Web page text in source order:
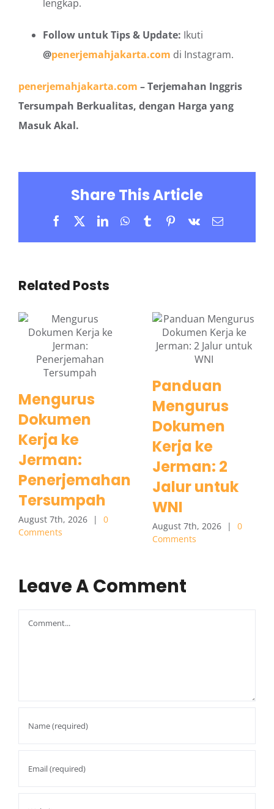
lengkap.
Follow untuk Tips & Update: Ikuti
@penerjemahjakarta.com di Instagram.
penerjemahjakarta.com – Terjemahan Inggris
Tersumpah Berkualitas, dengan Harga yang
Masuk Akal.
Share This Article
Facebook LinkedInWhatsApp
TumblrPinterest
Vk Email
Related Posts
Mengurus
Dokumen
Kerja ke
Jerman:
Penerjemahan
Tersumpah
August 7th, 2026 |
0
Comments
Panduan
Mengurus
Dokumen
Kerja ke
Jerman: 2
Jalur untuk
WNI
August 7th, 2026 |
0
Comments
Leave A Comment
Comment